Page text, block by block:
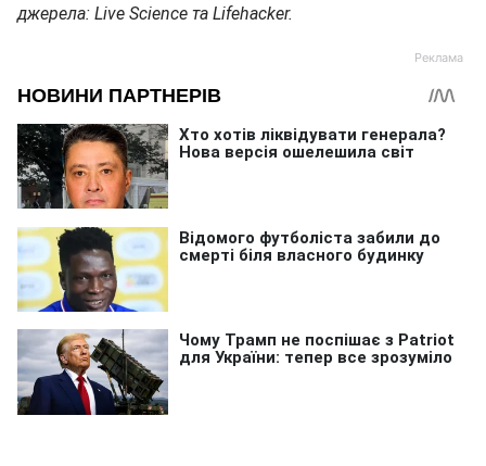
джерела: Live Science та Lifehacker.